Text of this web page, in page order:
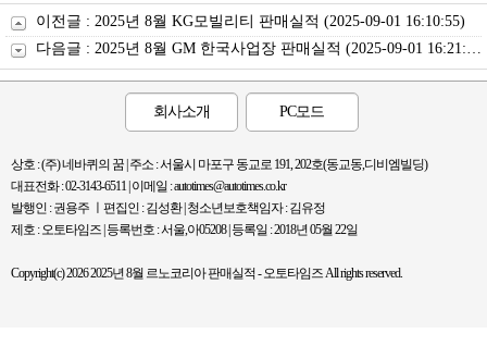
이전글 : 2025년 8월 KG모빌리티 판매실적 (2025-09-01 16:10:55)
다음글 : 2025년 8월 GM 한국사업장 판매실적 (2025-09-01 16:21:04)
회사소개 PC모드
상호 : (주) 네바퀴의 꿈 | 주소 : 서울시 마포구 동교로 191, 202호(동교동,디비엠빌딩)
대표전화 : 02-3143-6511 | 이메일 : autotimes@autotimes.co.kr
발행인 : 권용주 ㅣ편집인 : 김성환 | 청소년보호책임자 : 김유정
제호 : 오토타임즈 | 등록번호 : 서울,아05208 | 등록일 : 2018년 05월 22일
Copyright(c) 2026 2025년 8월 르노코리아 판매실적 - 오토타임즈 All rights reserved.